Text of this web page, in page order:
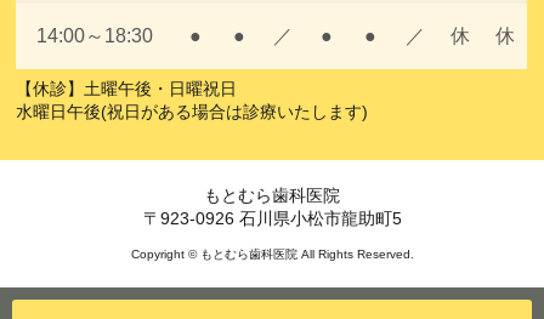
14:00～18:30 ● ● ／ ● ● ／ 休 休
【休診】土曜午後・日曜祝日
水曜日午後(祝日がある場合は診療いたします)
もとむら歯科医院
〒923-0926 石川県小松市龍助町5
Copyright © もとむら歯科医院 All Rights Reserved.